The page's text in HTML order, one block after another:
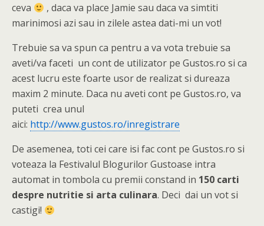
ceva
, daca va place Jamie sau daca va simtiti
marinimosi azi sau in zilele astea dati-mi un vot!
Trebuie sa va spun ca pentru a va vota trebuie sa
aveti/va faceti un cont de utilizator pe Gustos.ro si ca
acest lucru este foarte usor de realizat si dureaza
maxim 2 minute. Daca nu aveti cont pe Gustos.ro, va
puteti crea unul
aici: http://www.gustos.ro/inregistrare
De asemenea, toti cei care isi fac cont pe Gustos.ro si
voteaza la Festivalul Blogurilor Gustoase intra
automat in tombola cu premii constand in 150 carti
despre nutritie si arta culinara. Deci dai un vot si
castigi!